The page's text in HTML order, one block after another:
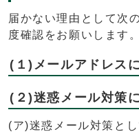
届かない理由として次
度確認をお願いします。
(１)メールアドレス
(２)迷惑メール対策
(ア)迷惑メール対策と